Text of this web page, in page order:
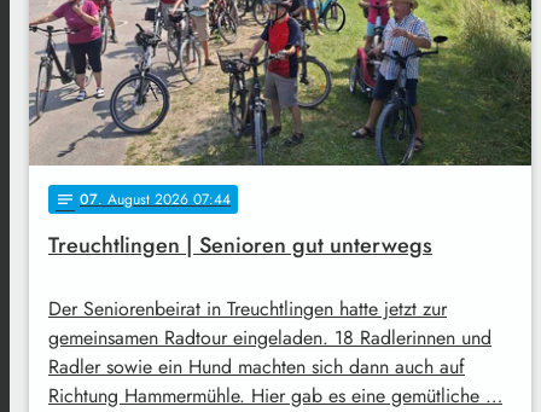
notes 07. August 2026 07:44
Treuchtlingen | Senioren gut unterwegs
Der Seniorenbeirat in Treuchtlingen hatte jetzt zur
gemeinsamen Radtour eingeladen. 18 Radlerinnen und
Radler sowie ein Hund machten sich dann auch auf
Richtung Hammermühle. Hier gab es eine gemütliche …